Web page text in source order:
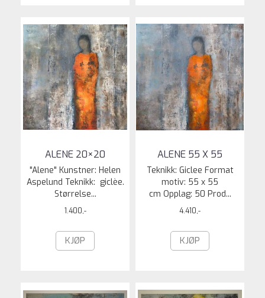
ALENE 20×20
"Alene" Kunstner: Helen
Aspelund Teknikk: giclèe.
Størrelse...
1.400,-
KJØP
ALENE 55 X 55
Teknikk: Giclee Format
motiv: 55 x 55
cm Opplag: 50 Prod...
4.410,-
KJØP